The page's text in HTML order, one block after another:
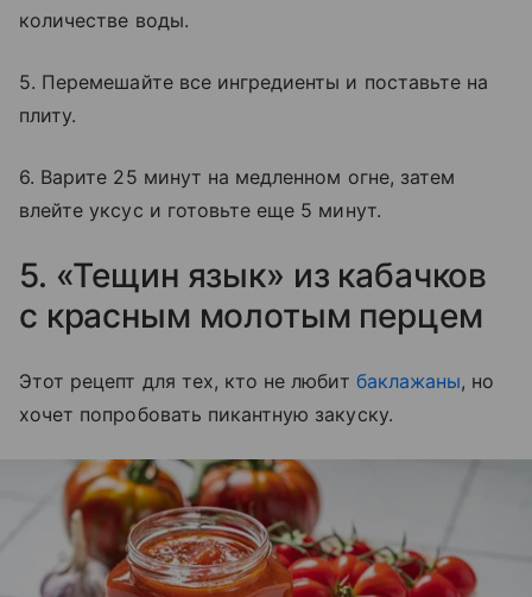
количестве воды.
5. Перемешайте все ингредиенты и поставьте на
плиту.
6. Варите 25 минут на медленном огне, затем
влейте уксус и готовьте еще 5 минут.
5. «Тещин язык» из кабачков
с красным молотым перцем
Этот рецепт для тех, кто не любит баклажаны, но
хочет попробовать пикантную закуску.